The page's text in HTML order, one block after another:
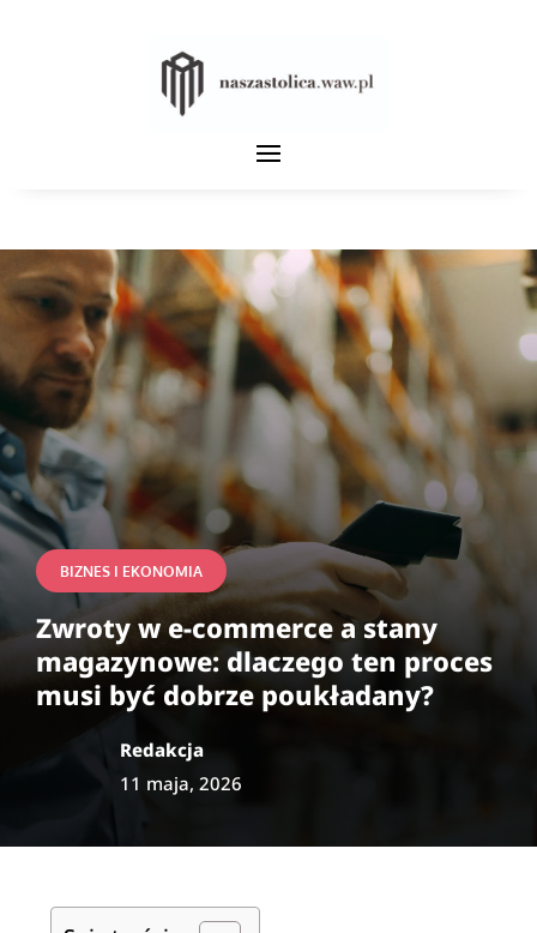
BIZNES I EKONOMIA
Zwroty w e-commerce a stany
magazynowe: dlaczego ten proces
musi być dobrze poukładany?
Redakcja
11 maja, 2026